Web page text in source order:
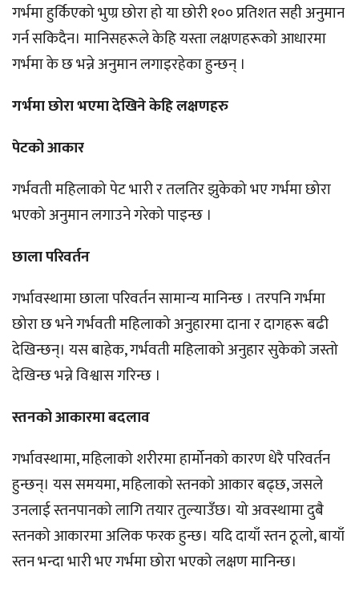
गर्भमा हुर्किएको भुण्र छोरा हो या छोरी १०० प्रतिशत सही अनुमान
गर्न सकिदैन। मानिसहरूले केहि यस्ता लक्षणहरूको आधारमा
गर्भमा के छ भन्ने अनुमान लगाइरहेका हुन्छन् ।
गर्भमा छोरा भएमा देखिने केहि लक्षणहरु
पेटको आकार
गर्भवती महिलाको पेट भारी र तलतिर झुकेको भए गर्भमा छोरा
भएको अनुमान लगाउने गरेको पाइन्छ ।
छाला परिवर्तन
गर्भावस्थामा छाला परिवर्तन सामान्य मानिन्छ । तरपनि गर्भमा
छोरा छ भने गर्भवती महिलाको अनुहारमा दाना र दागहरू बढी
देखिन्छन्। यस बाहेक, गर्भवती महिलाको अनुहार सुकेको जस्तो
देखिन्छ भन्ने विश्वास गरिन्छ ।
स्तनको आकारमा बदलाव
गर्भावस्थामा, महिलाको शरीरमा हार्मोनको कारण धेरै परिवर्तन
हुन्छन्। यस समयमा, महिलाको स्तनको आकार बढ्छ, जसले
उनलाई स्तनपानको लागि तयार तुल्याउँछ। यो अवस्थामा दुबै
स्तनको आकारमा अलिक फरक हुन्छ। यदि दायाँ स्तन ठूलो, बायाँ
स्तन भन्दा भारी भए गर्भमा छोरा भएको लक्षण मानिन्छ।